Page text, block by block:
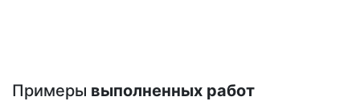
Примеры выполненных работ